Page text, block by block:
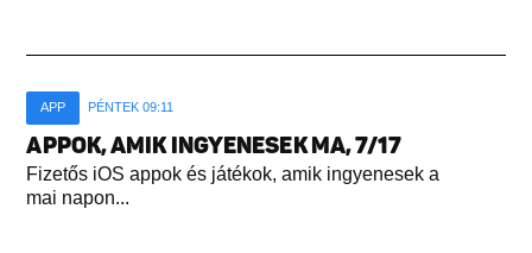
APP PÉNTEK 09:11
APPOK, AMIK INGYENESEK MA, 7/17
Fizetős iOS appok és játékok, amik ingyenesek a
mai napon...